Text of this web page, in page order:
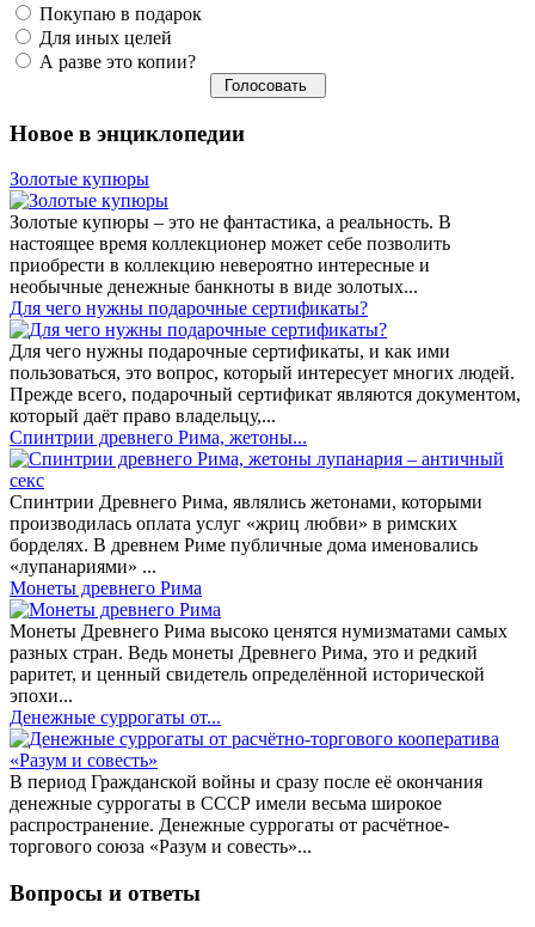
Покупаю в подарок
Для иных целей
А разве это копии?
Новое в энциклопедии
Золотые купюры
Золотые купюры – это не фантастика, а реальность. В
настоящее время коллекционер может себе позволить
приобрести в коллекцию невероятно интересные и
необычные денежные банкноты в виде золотых...
​Для чего нужны подарочные сертификаты?
Для чего нужны подарочные сертификаты, и как ими
пользоваться, это вопрос, который интересует многих людей.
Прежде всего, подарочный сертификат являются документом,
который даёт право владельцу,...
Спинтрии древнего Рима, жетоны...
Спинтрии Древнего Рима, являлись жетонами, которыми
производилась оплата услуг «жриц любви» в римских
борделях. В древнем Риме публичные дома именовались
«лупанариями» ...
Монеты древнего Рима
Монеты Древнего Рима высоко ценятся нумизматами самых
разных стран. Ведь монеты Древнего Рима, это и редкий
раритет, и ценный свидетель определённой исторической
эпохи...
Денежные суррогаты от...
В период Гражданской войны и сразу после её окончания
денежные суррогаты в СССР имели весьма широкое
распространение. Денежные суррогаты от расчётное-
торгового союза «Разум и совесть»...
Вопросы и ответы